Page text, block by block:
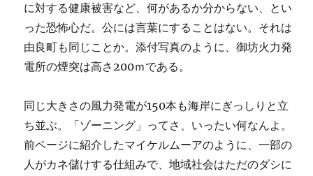
に対する健康被害など、何があるか分からない、とい
った恐怖心だ。公には言葉にすることはない。それは
由良町も同じことか。添付写真のように、御坊火力発
電所の煙突は高さ200ｍである。
同じ大きさの風力発電が150本も海岸にぎっしりと立
ち並ぶ。「ゾーニング」ってさ、いったい何なんよ。
前ページに紹介したマイケルムーアのように、一部の
人がカネ儲けする仕組みで、地域社会はただのダシに